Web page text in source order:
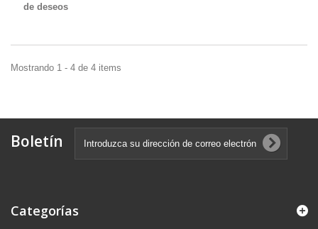
de deseos
Mostrando 1 - 4 de 4 items
Boletín
Categorías